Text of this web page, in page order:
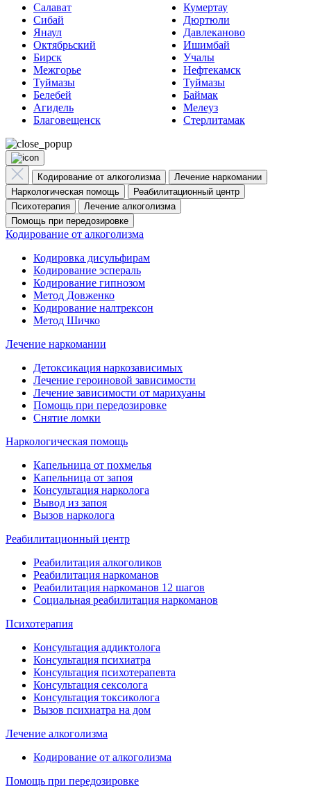
Салават
Кумертау
Сибай
Дюртюли
Янаул
Давлеканово
Октябрьский
Ишимбай
Бирск
Учалы
Межгорье
Нефтекамск
Туймазы
Туймазы
Белебей
Баймак
Агидель
Мелеуз
Благовещенск
Стерлитамак
Кодирование от алкоголизма
Лечение наркомании
Наркологическая помощь
Реабилитационный центр
Психотерапия
Лечение алкоголизма
Помощь при передозировке
Кодирование от алкоголизма
Кодировка дисульфирам
Кодирование эспераль
Кодирование гипнозом
Метод Довженко
Кодирование налтрексон
Метод Шичко
Лечение наркомании
Детоксикация наркозависимых
Лечение героиновой зависимости
Лечение зависимости от марихуаны
Помощь при передозировке
Снятие ломки
Наркологическая помощь
Капельница от похмелья
Капельница от запоя
Консультация нарколога
Вывод из запоя
Вызов нарколога
Реабилитационный центр
Реабилитация алкоголиков
Реабилитация наркоманов
Реабилитация наркоманов 12 шагов
Социальная реабилитация наркоманов
Психотерапия
Консультация аддиктолога
Консультация психиатра
Консультация психотерапевта
Консультация сексолога
Консультация токсиколога
Вызов психиатра на дом
Лечение алкоголизма
Кодирование от алкоголизма
Помощь при передозировке